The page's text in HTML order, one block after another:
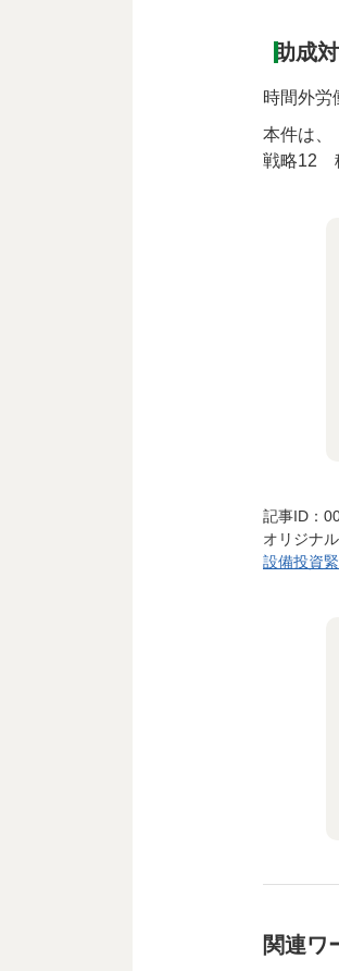
助成
時間外労
本件は、
戦略12
記事ID：
オリジナ
設備投資
関連ワ